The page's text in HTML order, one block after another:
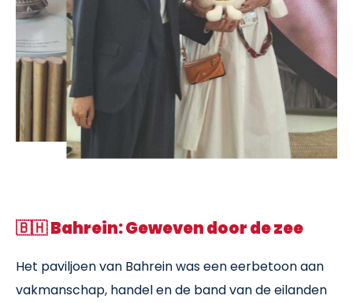
🇧🇭Bahrein: Geweven door de zee
Het paviljoen van Bahrein was een eerbetoon aan
vakmanschap, handel en de band van de eilanden